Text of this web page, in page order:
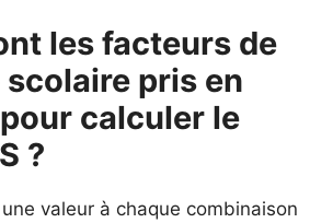
les facteurs de
pris en
calculer le
?
valeur à chaque combinaison